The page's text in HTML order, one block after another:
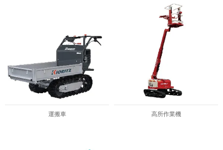
運搬車 高所作業機